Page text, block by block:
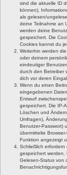
sind die aktuelle ID
können),
als gelesen/
deine Teilnahme an
werden deine
gespeichert. Die
Cookies kannst du
Weiterhin werden
oder deinem
eindeutiger
durch den Betreiber
dich vor deren
Wenn du einen
eingegebenen
Entwurf
gespeichert. Die IP-
Löschen und
Umfragen),
Benutzer-Passwort)
übermittelte
Funktion angezeigt
Schließlich
gespeichert werden.
Gelesen-Status von